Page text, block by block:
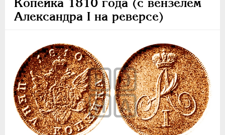
Копейка 1810 года (с вензелем
Александра I на реверсе)
ИНОСТРАННЫЕ 1768-1918